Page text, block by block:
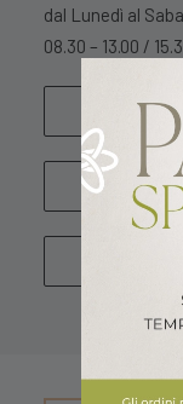
dal Lunedì al
08.30 – 13.00 /